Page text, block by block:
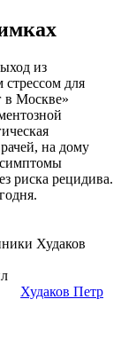
из
для
в Москве»
на дому
риска рецидива.
Худаков Петр